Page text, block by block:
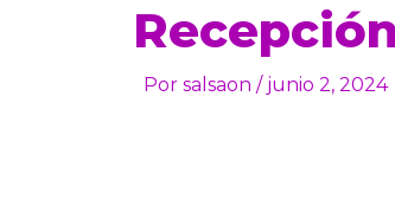
Recepción
Por salsaon / junio 2, 2024